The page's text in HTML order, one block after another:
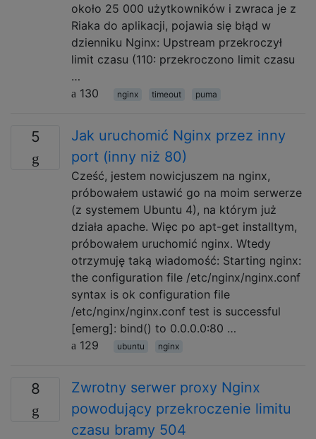
około 25 000 użytkowników i zwraca je z
Riaka do aplikacji, pojawia się błąd w
dzienniku Nginx: Upstream przekroczył
limit czasu (110: przekroczono limit czasu
…
130
nginx timeout puma
5
Jak uruchomić Nginx przez inny
port (inny niż 80)
Cześć, jestem nowicjuszem na nginx,
próbowałem ustawić go na moim serwerze
(z systemem Ubuntu 4), na którym już
działa apache. Więc po apt-get installtym,
próbowałem uruchomić nginx. Wtedy
otrzymuję taką wiadomość: Starting nginx:
the configuration file /etc/nginx/nginx.conf
syntax is ok configuration file
/etc/nginx/nginx.conf test is successful
[emerg]: bind() to 0.0.0.0:80 …
129
ubuntu nginx
8
Zwrotny serwer proxy Nginx
powodujący przekroczenie limitu
czasu bramy 504